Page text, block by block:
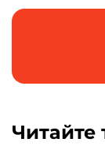
Читайте